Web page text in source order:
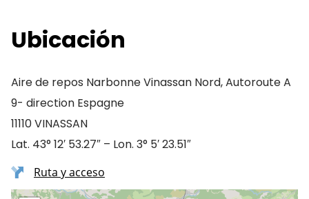
Ubicación
Aire de repos Narbonne Vinassan Nord, Autoroute A
9- direction Espagne
11110 VINASSAN
Lat. 43° 12′ 53.27″ – Lon. 3° 5′ 23.51″
Ruta y acceso